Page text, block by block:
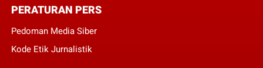
PERATURAN PERS
Pedoman Media Siber
Kode Etik Jurnalistik